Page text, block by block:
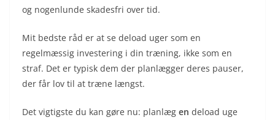
og nogenlunde skadesfri over tid.
Mit bedste råd er at se deload uger som en
regelmæssig investering i din træning, ikke som en
straf. Det er typisk dem der planlægger deres pauser,
der får lov til at træne længst.
Det vigtigste du kan gøre nu: planlæg en deload uge